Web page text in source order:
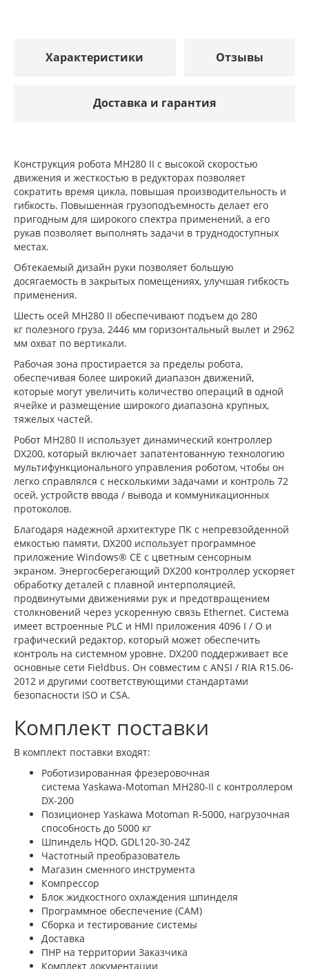
Характеристики Отзывы
Доставка и гарантия
Конструкция робота MH280 II с высокой скоростью
движения и жесткостью в редукторах позволяет
сократить время цикла, повышая производительность и
гибкость. Повышенная грузоподъемность делает его
пригодным для широкого спектра применений, а его
рукав позволяет выполнять задачи в труднодоступных
местах.
Обтекаемый дизайн руки позволяет большую
досягаемость в закрытых помещениях, улучшая гибкость
применения.
Шесть осей MH280 II обеспечивают подъем до 280
кг полезного груза, 2446 мм горизонтальный вылет и 2962
мм охват по вертикали.
Рабочая зона простирается за пределы робота,
обеспечивая более широкий диапазон движений,
которые могут увеличить количество операций в одной
ячейке и размещение широкого диапазона крупных,
тяжелых частей.
Робот MH280 II использует динамический контроллер
DX200, который включает запатентованную технологию
мультифункционального управления роботом, чтобы он
легко справлялся с несколькими задачами и контроль 72
осей, устройств ввода / вывода и коммуникационных
протоколов.
Благодаря надежной архитектуре ПК с непревзойденной
емкостью памяти, DX200 использует программное
приложение Windows® CE с цветным сенсорным
экраном. Энергосберегающий DX200 контроллер ускоряет
обработку деталей с плавной интерполяцией,
продвинутыми движениями рук и предотвращением
столкновений через ускоренную связь Ethernet. Система
имеет встроенные PLC и HMI приложения 4096 I / O и
графический редактор, который может обеспечить
контроль на системном уровне. DX200 поддерживает все
основные сети Fieldbus. Он совместим с ANSI / RIA R15.06-
2012 и другими соответствующими стандартами
безопасности ISO и CSA.
Комплект поставки
В комплект поставки входят:
Роботизированная фрезеровочная
система Yaskawa-Motoman MH280-II с контроллером
DX-200
Позиционер Yaskawa Motoman R-5000, нагрузочная
способность до 5000 кг
Шпиндель HQD, GDL120-30-24Z
Частотный преобразователь
Магазин сменного инструмента
Компрессор
Блок жидкостного охлаждения шпинделя
Программное обеспечение (САМ)
Сборка и тестирование системы
Доставка
ПНР на территории Заказчика
Комплект документации